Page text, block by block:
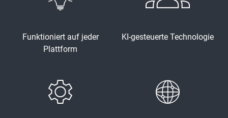
Funktioniert auf jeder
Plattform
KI-gesteuerte Technologie